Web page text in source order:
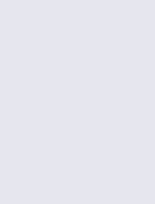
Зачем
«Метрика» — это